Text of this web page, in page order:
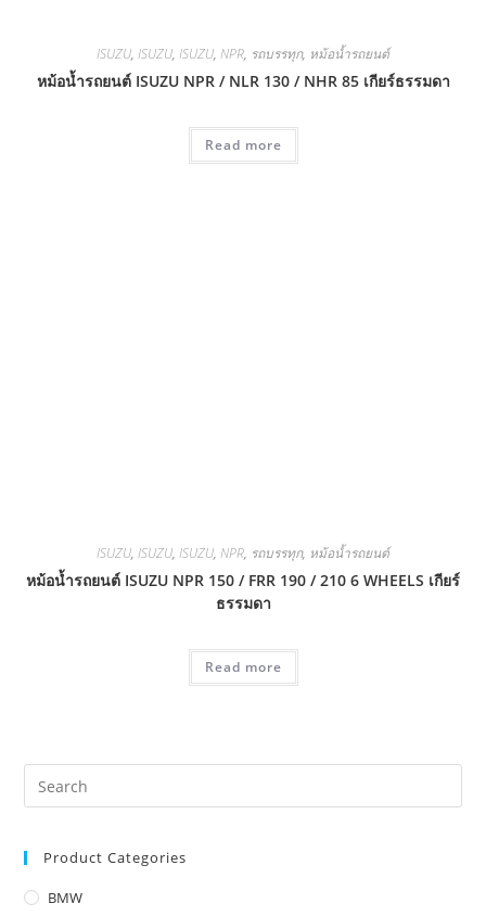
ISUZU, ISUZU, ISUZU, NPR, รถบรรทุก, หม้อน้ำรถยนต์
หม้อน้ำรถยนต์ ISUZU NPR / NLR 130 / NHR 85 เกียร์ธรรมดา
Read more
ISUZU, ISUZU, ISUZU, NPR, รถบรรทุก, หม้อน้ำรถยนต์
หม้อน้ำรถยนต์ ISUZU NPR 150 / FRR 190 / 210 6 WHEELS เกียร์
ธรรมดา
Read more
Product Categories
BMW